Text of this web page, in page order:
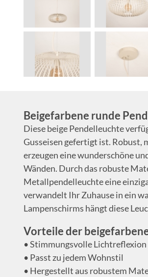
Beigefarbene runde
Diese beige Pendelleuchte
Gusseisen gefertigt ist. Robust,
erzeugen eine wunderschöne
Wänden. Durch das robuste
Metallpendelleuchte eine
verwandelt Ihr Zuhause in ein
Lampenschirms hängt diese
Vorteile der
• Stimmungsvolle Lichtreflexion
• Passt zu jedem Wohnstil
• Hergestellt aus robustem